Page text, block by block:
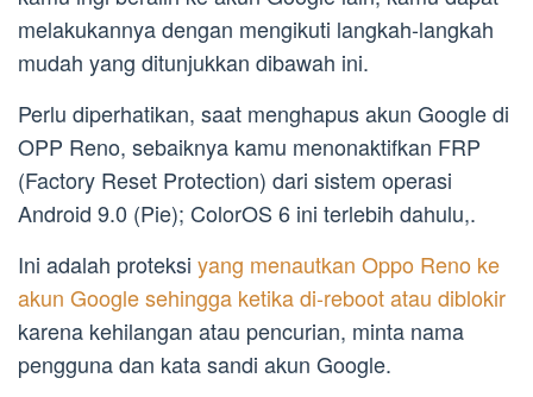
melakukannya dengan mengikuti langkah-langkah
mudah yang ditunjukkan dibawah ini.
Perlu diperhatikan, saat menghapus akun Google di
OPP Reno, sebaiknya kamu menonaktifkan FRP
(Factory Reset Protection) dari sistem operasi
Android 9.0 (Pie); ColorOS 6 ini terlebih dahulu,.
Ini adalah proteksi yang menautkan Oppo Reno ke
akun Google sehingga ketika di-reboot atau diblokir
karena kehilangan atau pencurian, minta nama
pengguna dan kata sandi akun Google.